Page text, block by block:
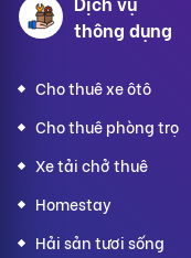
thông dụng
Cho thuê xe ôtô
Cho thuê phòng trọ
Xe tải chở thuê
Homestay
Hải sản tươi sống